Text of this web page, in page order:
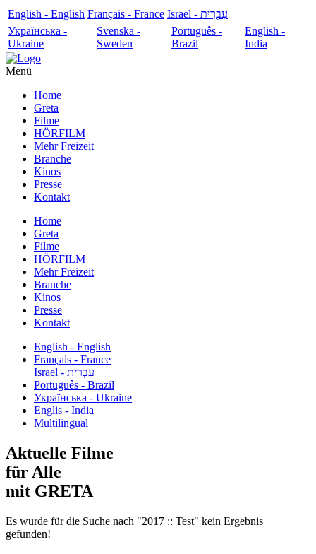
English - English Français - France
עִבְרִית - Israel
Українська -
Ukraine
Svenska -
Sweden
Português -
Brazil
English -
India
Menü
Home
Greta
Filme
HÖRFILM
Mehr Freizeit
Branche
Kinos
Presse
Kontakt
Home
Greta
Filme
HÖRFILM
Mehr Freizeit
Branche
Kinos
Presse
Kontakt
English - English
Français - France
עִבְרִית - Israel
Português - Brazil
Українська - Ukraine
Englis - India
Multilingual
Aktuelle Filme
für Alle
mit GRETA
Es wurde für die Suche nach "2017 :: Test" kein Ergebnis
gefunden!